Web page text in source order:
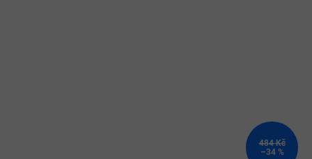
484 Kč
–34 %